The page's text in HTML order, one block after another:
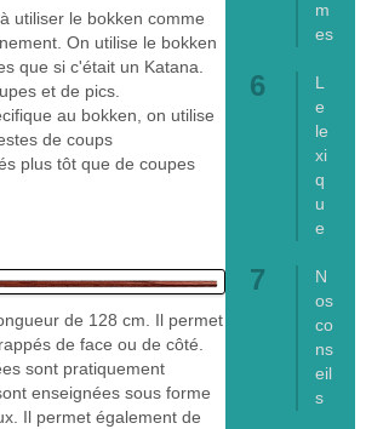
m
es
L
e
le
xi
q
u
e
N
os
co
ns
eil
s
utiliser le bokken comme
On utilise le bokken
que si c'était un Katana.
et de pics.
au bokken, on utilise
de coups
plus tôt que de coupes
de 128 cm. Il permet
de face ou de côté.
sont pratiquement
enseignées sous forme
Il permet également de